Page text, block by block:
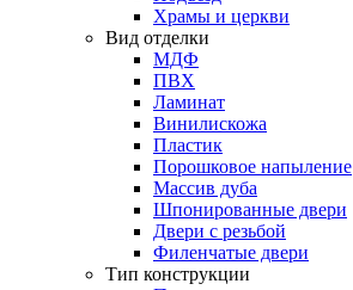
Храмы и церкви
Вид отделки
МДФ
ПВХ
Ламинат
Винилискожа
Пластик
Порошковое напыление
Массив дуба
Шпонированные двери
Двери с резьбой
Филенчатые двери
Тип конструкции